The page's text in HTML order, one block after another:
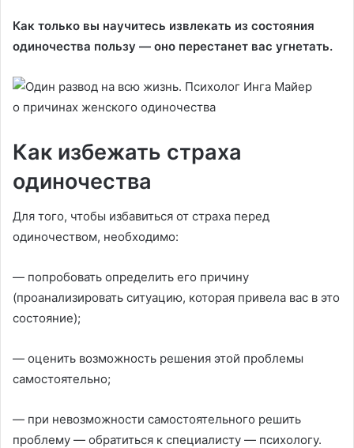
Как только вы научитесь извлекать из состояния
одиночества пользу — оно перестанет вас угнетать.
Как избежать страха
одиночества
Для того, чтобы избавиться от страха перед
одиночеством, необходимо:
— попробовать определить его причину
(проанализировать ситуацию, которая привела вас в это
состояние);
— оценить возможность решения этой проблемы
самостоятельно;
— при невозможности самостоятельного решить
проблему — обратиться к специалисту — психологу.